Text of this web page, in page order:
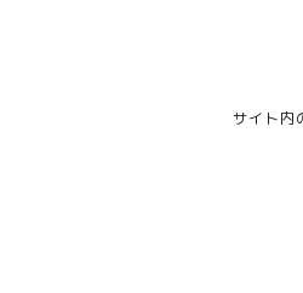
サイト内